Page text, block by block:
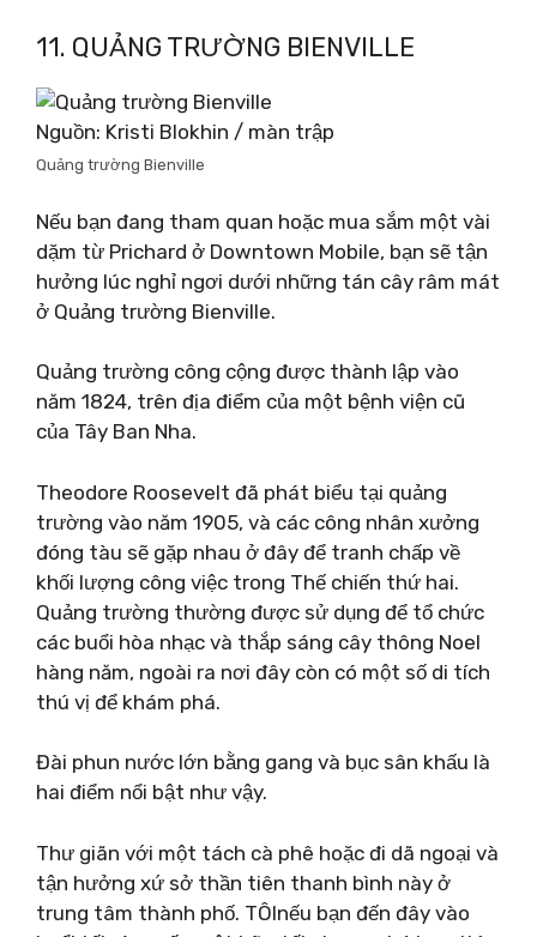
11. QUẢNG TRƯỜNG BIENVILLE
Nguồn: Kristi Blokhin / màn trập
Quảng trường Bienville
Nếu bạn đang tham quan hoặc mua sắm một vài
dặm từ Prichard ở Downtown Mobile, bạn sẽ tận
hưởng lúc nghỉ ngơi dưới những tán cây râm mát
ở Quảng trường Bienville.
Quảng trường công cộng được thành lập vào
năm 1824, trên địa điểm của một bệnh viện cũ
của Tây Ban Nha.
Theodore Roosevelt đã phát biểu tại quảng
trường vào năm 1905, và các công nhân xưởng
đóng tàu sẽ gặp nhau ở đây để tranh chấp về
khối lượng công việc trong Thế chiến thứ hai.
Quảng trường thường được sử dụng để tổ chức
các buổi hòa nhạc và thắp sáng cây thông Noel
hàng năm, ngoài ra nơi đây còn có một số di tích
thú vị để khám phá.
Đài phun nước lớn bằng gang và bục sân khấu là
hai điểm nổi bật như vậy.
Thư giãn với một tách cà phê hoặc đi dã ngoại và
tận hưởng xứ sở thần tiên thanh bình này ở
trung tâm thành phố. TÔInếu bạn đến đây vào